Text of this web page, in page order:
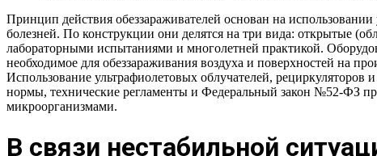
Принцип действия обеззараживателей основан на
болезней. По конструкции они делятся на три вида: открытые
лабораторными испытаниями и многолетней практикой.
необходимое для обеззараживания воздуха и поверхностей на
Использование ультрафиолетовых облучателей,
нормы, технические регламенты и Федеральный закон №52-ФЗ
микроорганизмами.
В связи нестабильной